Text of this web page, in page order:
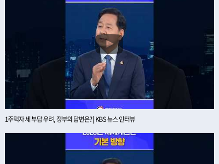
1주택자 세 부담 우려, 정부의 답변은? | KBS 뉴스 인터뷰